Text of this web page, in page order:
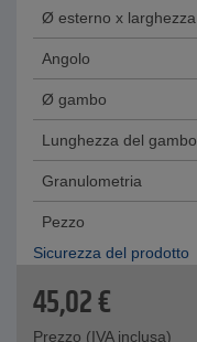
Ø esterno x larghezza
Angolo
Ø gambo
Lunghezza del gambo
Granulometria
Pezzo
Sicurezza del prodotto
45,02€
Prezzo (IVA inclusa)